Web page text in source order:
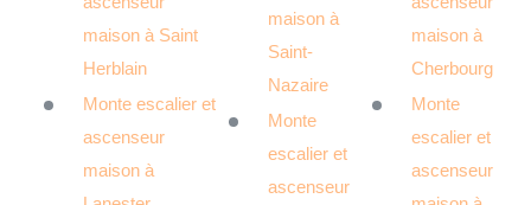
maison à Saint
Herblain
Monte escalier et
ascenseur
maison à
maison à
Saint-
Nazaire
Monte
escalier et
ascenseur
maison à
Cherbourg
Monte
escalier et
ascenseur